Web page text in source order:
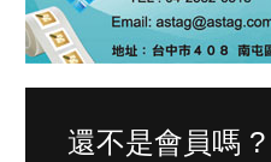
還不是會員嗎 ?